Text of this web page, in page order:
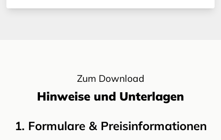
Zum Download
Hinweise und Unterlagen
1. Formulare & Preisinformationen